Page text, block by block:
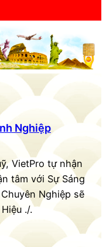
Nghiệp
VietPro tự nhận
tâm với Sự Sáng
Nghiệp sẽ
./.